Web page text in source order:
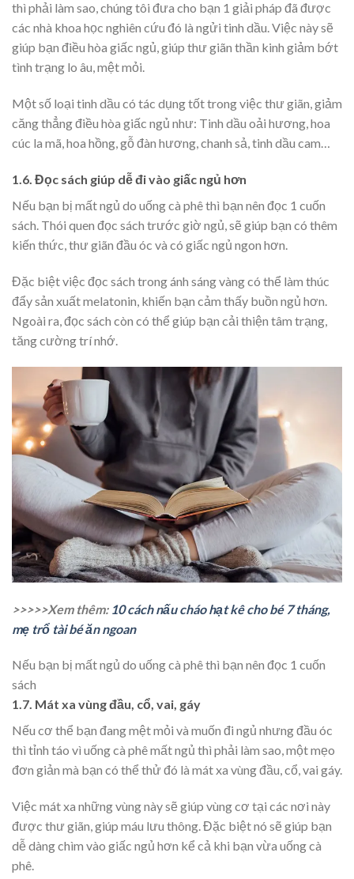
thì phải làm sao, chúng tôi đưa cho bạn 1 giải pháp đã được
các nhà khoa học nghiên cứu đó là ngửi tinh dầu. Việc này sẽ
giúp bạn điều hòa giấc ngủ, giúp thư giãn thần kinh giảm bớt
tình trạng lo âu, mệt mỏi.
Một số loại tinh dầu có tác dụng tốt trong việc thư giãn, giảm
căng thẳng điều hòa giấc ngủ như: Tinh dầu oải hương, hoa
cúc la mã, hoa hồng, gỗ đàn hương, chanh sả, tinh dầu cam…
1.6. Đọc sách giúp dễ đi vào giấc ngủ hơn
Nếu bạn bị mất ngủ do uống cà phê thì bạn nên đọc 1 cuốn
sách. Thói quen đọc sách trước giờ ngủ, sẽ giúp bạn có thêm
kiến thức, thư giãn đầu óc và có giấc ngủ ngon hơn.
Đặc biệt việc đọc sách trong ánh sáng vàng có thể làm thúc
đẩy sản xuất melatonin, khiến bạn cảm thấy buồn ngủ hơn.
Ngoài ra, đọc sách còn có thể giúp bạn cải thiện tâm trạng,
tăng cường trí nhớ.
>>>>>Xem thêm: 10 cách nấu cháo hạt kê cho bé 7 tháng,
mẹ trổ tài bé ăn ngoan
Nếu bạn bị mất ngủ do uống cà phê thì bạn nên đọc 1 cuốn
sách
1.7. Mát xa vùng đầu, cổ, vai, gáy
Nếu cơ thể bạn đang mệt mỏi và muốn đi ngủ nhưng đầu óc
thì tỉnh táo vì uống cà phê mất ngủ thì phải làm sao, một mẹo
đơn giản mà bạn có thể thử đó là mát xa vùng đầu, cổ, vai gáy.
Việc mát xa những vùng này sẽ giúp vùng cơ tại các nơi này
được thư giãn, giúp máu lưu thông. Đặc biệt nó sẽ giúp bạn
dễ dàng chìm vào giấc ngủ hơn kể cả khi bạn vừa uống cà
phê.